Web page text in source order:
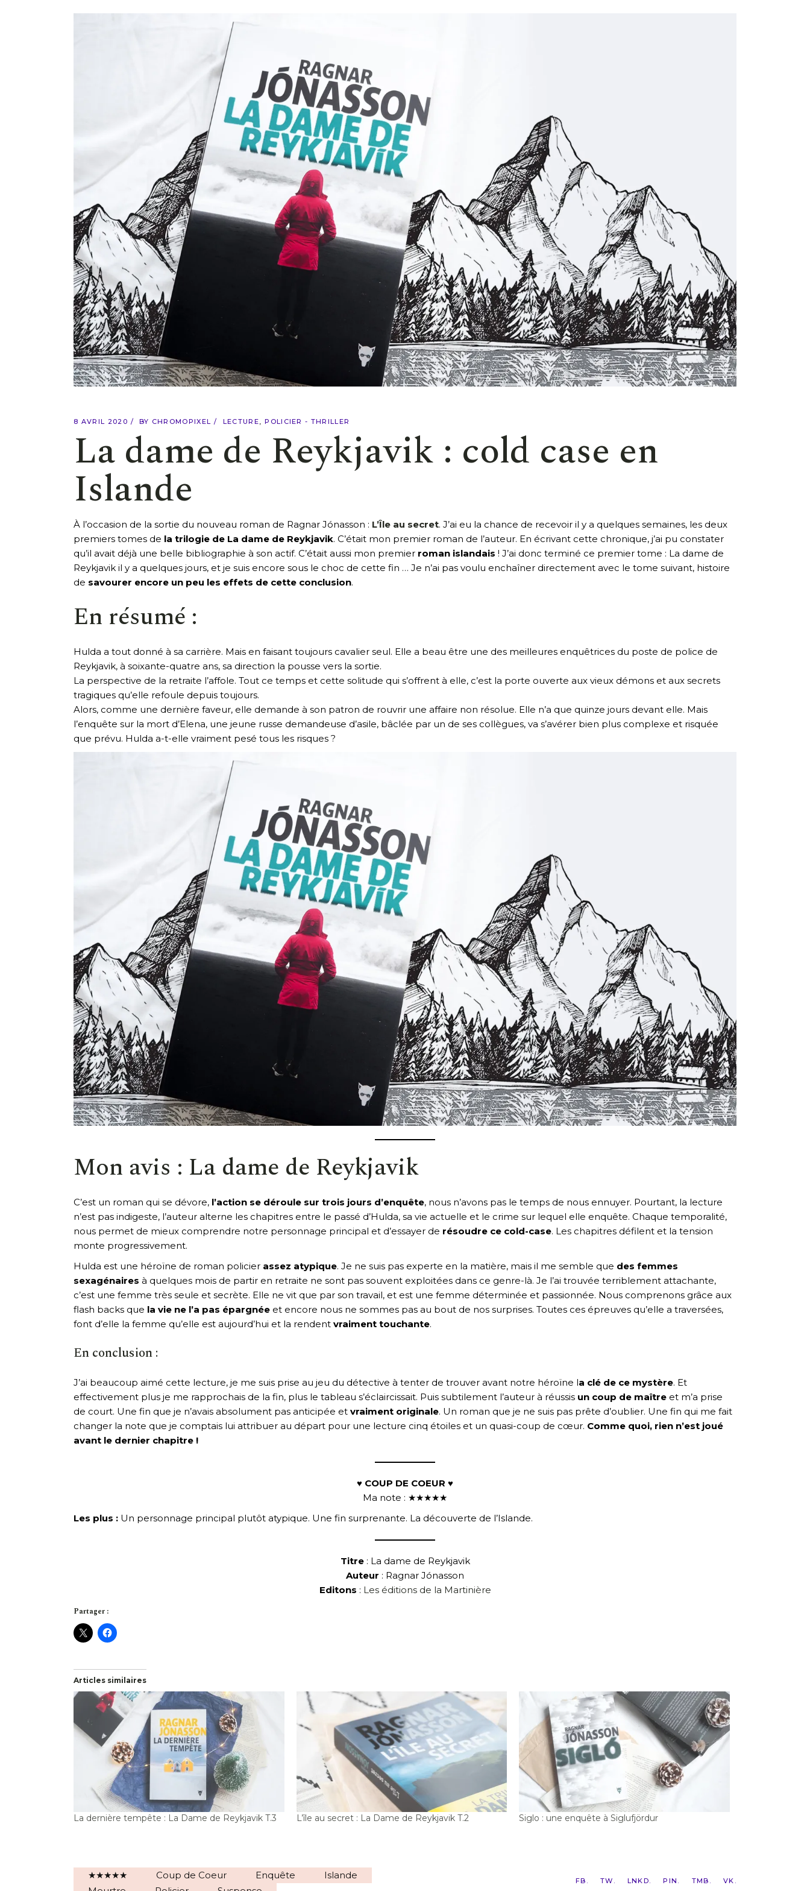
Challenges Littéraires
8 AVRIL 2020 BY CHROMOPIXEL LECTURE POLICIER - THRILLER
La dame de Reykjavik : cold case en
Islande
À l’occasion de la sortie du nouveau roman de Ragnar Jónasson : L’Île au secret. J’ai eu la chance de recevoir il y a quelques semaines, les deux
premiers tomes de la trilogie de La dame de Reykjavik. C’était mon premier roman de l’auteur. En écrivant cette chronique, j’ai pu constater
qu’il avait déjà une belle bibliographie à son actif. C’était aussi mon premier roman islandais ! J’ai donc terminé ce premier tome : La dame de
Reykjavik il y a quelques jours, et je suis encore sous le choc de cette fin … Je n’ai pas voulu enchaîner directement avec le tome suivant, histoire
de savourer encore un peu les effets de cette conclusion.
En résumé :
Hulda a tout donné à sa carrière. Mais en faisant toujours cavalier seul. Elle a beau être une des meilleures enquêtrices du poste de police de
Reykjavik, à soixante-quatre ans, sa direction la pousse vers la sortie.
La perspective de la retraite l’affole. Tout ce temps et cette solitude qui s’offrent à elle, c’est la porte ouverte aux vieux démons et aux secrets
tragiques qu’elle refoule depuis toujours.
Alors, comme une dernière faveur, elle demande à son patron de rouvrir une affaire non résolue. Elle n’a que quinze jours devant elle. Mais
l’enquête sur la mort d’Elena, une jeune russe demandeuse d’asile, bâclée par un de ses collègues, va s’avérer bien plus complexe et risquée
que prévu. Hulda a-t-elle vraiment pesé tous les risques ?
Mon avis : La dame de Reykjavik
C’est un roman qui se dévore, l’action se déroule sur trois jours d’enquête, nous n’avons pas le temps de nous ennuyer. Pourtant, la lecture
n’est pas indigeste, l’auteur alterne les chapitres entre le passé d’Hulda, sa vie actuelle et le crime sur lequel elle enquête. Chaque temporalité,
nous permet de mieux comprendre notre personnage principal et d’essayer de résoudre ce cold-case. Les chapitres défilent et la tension
monte progressivement.
Hulda est une héroïne de roman policier assez atypique. Je ne suis pas experte en la matière, mais il me semble que des femmes
sexagénaires à quelques mois de partir en retraite ne sont pas souvent exploitées dans ce genre-là. Je l’ai trouvée terriblement attachante,
c’est une femme très seule et secrète. Elle ne vit que par son travail, et est une femme déterminée et passionnée. Nous comprenons grâce aux
flash backs que la vie ne l’a pas épargnée et encore nous ne sommes pas au bout de nos surprises. Toutes ces épreuves qu’elle a traversées,
font d’elle la femme qu’elle est aujourd’hui et la rendent vraiment touchante.
En conclusion :
J’ai beaucoup aimé cette lecture, je me suis prise au jeu du détective à tenter de trouver avant notre héroïne la clé de ce mystère. Et
effectivement plus je me rapprochais de la fin, plus le tableau s’éclaircissait. Puis subtilement l’auteur à réussis un coup de maître et m’a prise
de court. Une fin que je n’avais absolument pas anticipée et vraiment originale. Un roman que je ne suis pas prête d’oublier. Une fin qui me fait
changer la note que je comptais lui attribuer au départ pour une lecture cinq étoiles et un quasi-coup de cœur. Comme quoi, rien n’est joué
avant le dernier chapitre !
♥ COUP DE COEUR ♥
Ma note : ★★★★★
Les plus : Un personnage principal plutôt atypique. Une fin surprenante. La découverte de l’Islande.
Titre: La dame de Reykjavik
Auteur : Ragnar Jónasson
Editons : Les éditions de la Martinière
Partager :
Articles similaires
La dernière tempête : La Dame de Reykjavik T.3 L’île au secret : La Dame de Reykjavik T.2 Siglo : une enquête à Siglufjördur
★★★★★ Coup de Coeur Enquête
Islande
FB TW LNKD PIN TMB VK